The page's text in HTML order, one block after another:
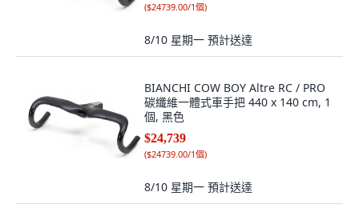
($24739.00/1個)
8/10 星期一 預計送達
BIANCHI COW BOY Altre RC / PRO
碳纖維一體式車手把 440 x 140 cm, 1
個, 黑色
$24,739
($24739.00/1個)
8/10 星期一 預計送達